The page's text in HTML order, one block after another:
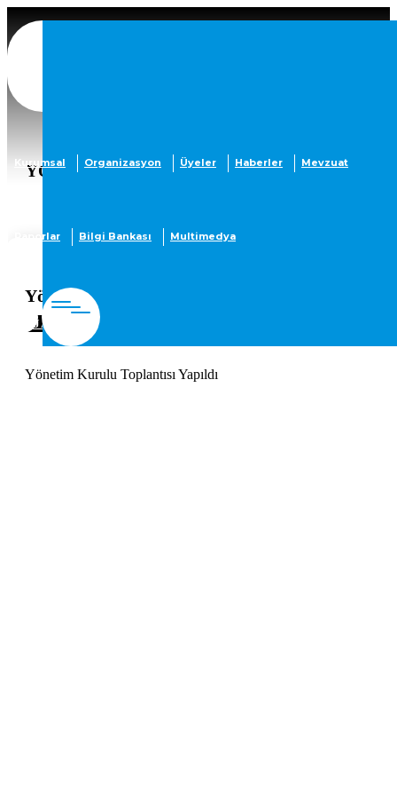
Kurumsal Organizasyon Üyeler Haberler Mevzuat
Raporlar Bilgi Bankası Multimedya
YÖNETIM KURULU TOPLANTISI YAPILDI
Yönetim Kurulu Toplantısı Yapıldı
AJANDAYA EKLE
Yönetim Kurulu Toplantısı Yapıldı